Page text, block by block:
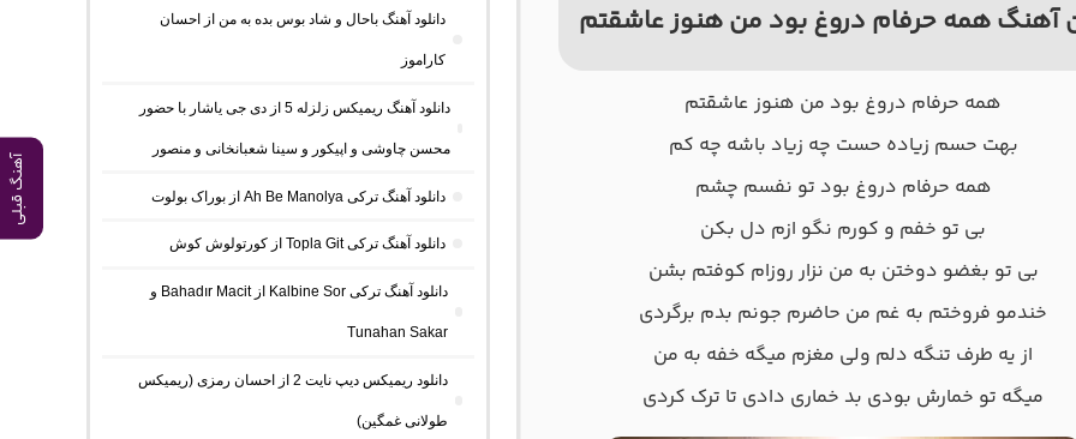
آهنگ قبلی
آهنگ همه حرفام دروغ بود من هنوز عاشقتم
همه حرفام دروغ بود من هنوز عاشقتم
بهت حسم زیاده حست چه زیاد باشه چه کم
همه حرفام دروغ بود تو نفسم چشم
بی تو خفم و کورم نگو ازم دل بکن
بی تو بغضو دوختن به من نزار روزام کوفتم بشن
خندمو فروختم به غم من حاضرم جونم بدم برگردی
از یه طرف تنگه دلم ولی مغزم میگه خفه به من
میگه تو خمارش بودی بد خماری دادی تا ترک کردی
دانلود آهنگ باحال و شاد بوس بده به من از احسان
کاراموز
دانلود آهنگ ریمیکس زلزله 5 از دی جی یاشار با حضور
محسن چاوشی و اپیکور و سینا شعبانخانی و منصور
دانلود آهنگ ترکی Ah Be Manolya از بوراک بولوت
دانلود آهنگ ترکی Topla Git از کورتولوش کوش
دانلود آهنگ ترکی Kalbine Sor از Bahadır Macit و
Tunahan Sakar
دانلود ریمیکس دیپ نایت 2 از احسان رمزی (ریمیکس
طولانی غمگین)